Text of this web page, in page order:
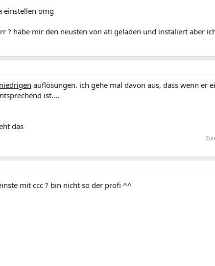
einstellen omg
? habe mir den neusten von ati geladen und instaliert aber
niedrigen auflösungen. ich gehe mal davon aus, dass wenn er
ist....
das
mit ccc ? bin nicht so der profi ^^